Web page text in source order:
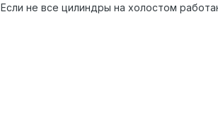
Если не все цилиндры на холостом